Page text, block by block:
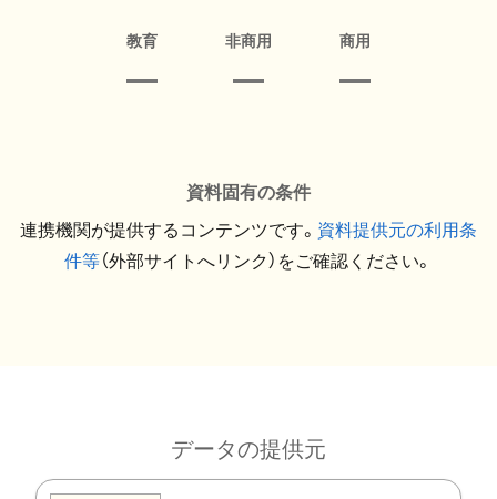
教育 非商用 商用
資料固有の条件
連携機関が提供するコンテンツです。 資料提供元の利用条
件等（外部サイトへリンク）をご確認ください。
データの提供元